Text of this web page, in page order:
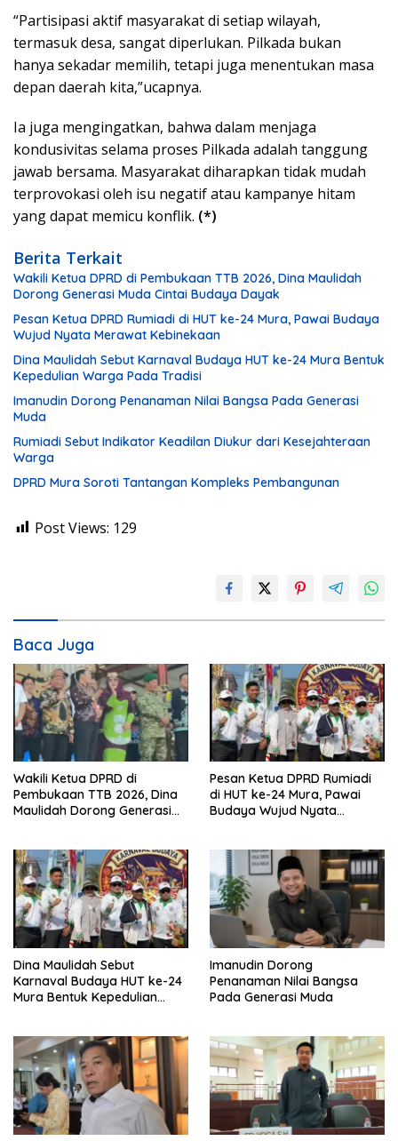
“Partisipasi aktif masyarakat di setiap wilayah,
termasuk desa, sangat diperlukan. Pilkada bukan
hanya sekadar memilih, tetapi juga menentukan masa
depan daerah kita,”ucapnya.
Ia juga mengingatkan, bahwa dalam menjaga
kondusivitas selama proses Pilkada adalah tanggung
jawab bersama. Masyarakat diharapkan tidak mudah
terprovokasi oleh isu negatif atau kampanye hitam
yang dapat memicu konflik. (*)
Berita Terkait
Wakili Ketua DPRD di Pembukaan TTB 2026, Dina Maulidah
Dorong Generasi Muda Cintai Budaya Dayak
Pesan Ketua DPRD Rumiadi di HUT ke-24 Mura, Pawai Budaya
Wujud Nyata Merawat Kebinekaan
Dina Maulidah Sebut Karnaval Budaya HUT ke-24 Mura Bentuk
Kepedulian Warga Pada Tradisi
Imanudin Dorong Penanaman Nilai Bangsa Pada Generasi
Muda
Rumiadi Sebut Indikator Keadilan Diukur dari Kesejahteraan
Warga
DPRD Mura Soroti Tantangan Kompleks Pembangunan
Post Views: 129
Baca Juga
Wakili Ketua DPRD di
Pembukaan TTB 2026, Dina
Maulidah Dorong Generasi
Pesan Ketua DPRD Rumiadi
di HUT ke-24 Mura, Pawai
Budaya Wujud Nyata
Dina Maulidah Sebut
Karnaval Budaya HUT ke-24
Mura Bentuk Kepedulian
Imanudin Dorong
Penanaman Nilai Bangsa
Pada Generasi Muda